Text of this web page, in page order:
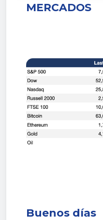
MERCADOS
Buenos días